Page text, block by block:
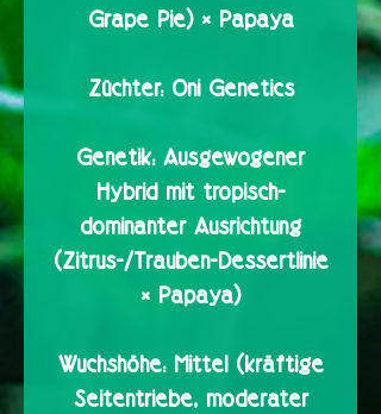
Grape Pie) × Papaya
Züchter: Oni Genetics
Genetik: Ausgewogener
Hybrid mit tropisch-
dominanter Ausrichtung
(Zitrus-/Trauben-Dessertlinie
× Papaya)
Wuchshöhe: Mittel (kräftige
Seitentriebe, moderater